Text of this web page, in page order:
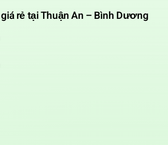
rẻ tại Thuận An – Bình Dương